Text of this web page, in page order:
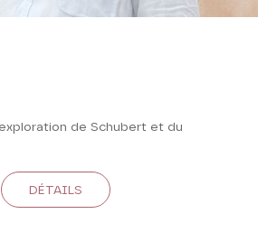
de Schubert et du
DÉTAILS